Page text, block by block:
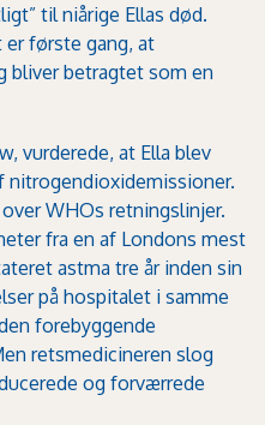
til niårige Ellas død.
er første gang, at
bliver betragtet som en
vurderede, at Ella blev
WHOs retningslinjer.
fra en af Londons mest
astma tre år inden sin
på hospitalet i samme
forebyggende
retsmedicineren slog
og forværrede